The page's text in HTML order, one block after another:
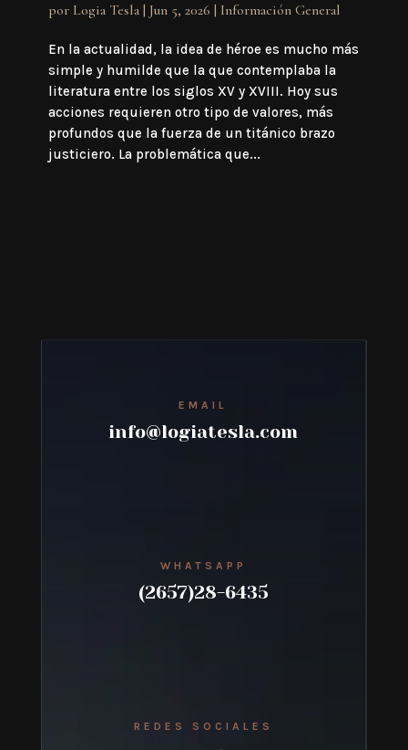
por Logia Tesla| Jun 5, 2026 | Información General
En la actualidad, la idea de héroe es mucho más
simple y humilde que la que contemplaba la
literatura entre los siglos XV y XVIII. Hoy sus
acciones requieren otro tipo de valores, más
profundos que la fuerza de un titánico brazo
justiciero. La problemática que...
EMAIL
info@logiatesla.com
WHATSAPP
(2657)28-6435
REDES SOCIALES